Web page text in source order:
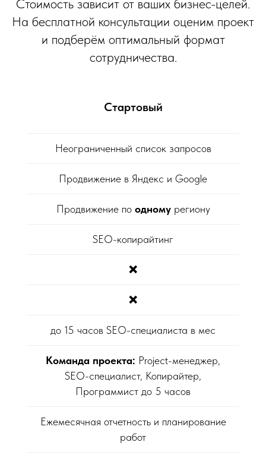
Стоимость зависит от ваших бизнес-целей.
На бесплатной консультации оценим проект
и подберём оптимальный формат
сотрудничества.
Стартовый
Неограниченный список запросов
Продвижение в Яндекс и Google
Продвижение по одному региону
SEO-копирайтинг
❌
❌
до 15 часов SEO-специалиста в мес
Команда проекта: Project-менеджер,
SEO-специалист, Копирайтер,
Программист до 5 часов
Ежемесячная отчетность и планирование
работ